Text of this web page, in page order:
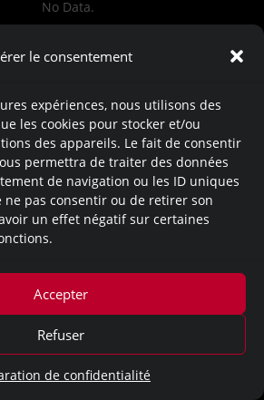
le consentement
expériences, nous utilisons des
les cookies pour stocker et/ou
des appareils. Le fait de consentir
permettra de traiter des données
de navigation ou les ID uniques
ne pas consentir ou de retirer son
un effet négatif sur certaines
Accepter
Refuser
de confidentialité
No Data.
ces documents:
(2002)
légales